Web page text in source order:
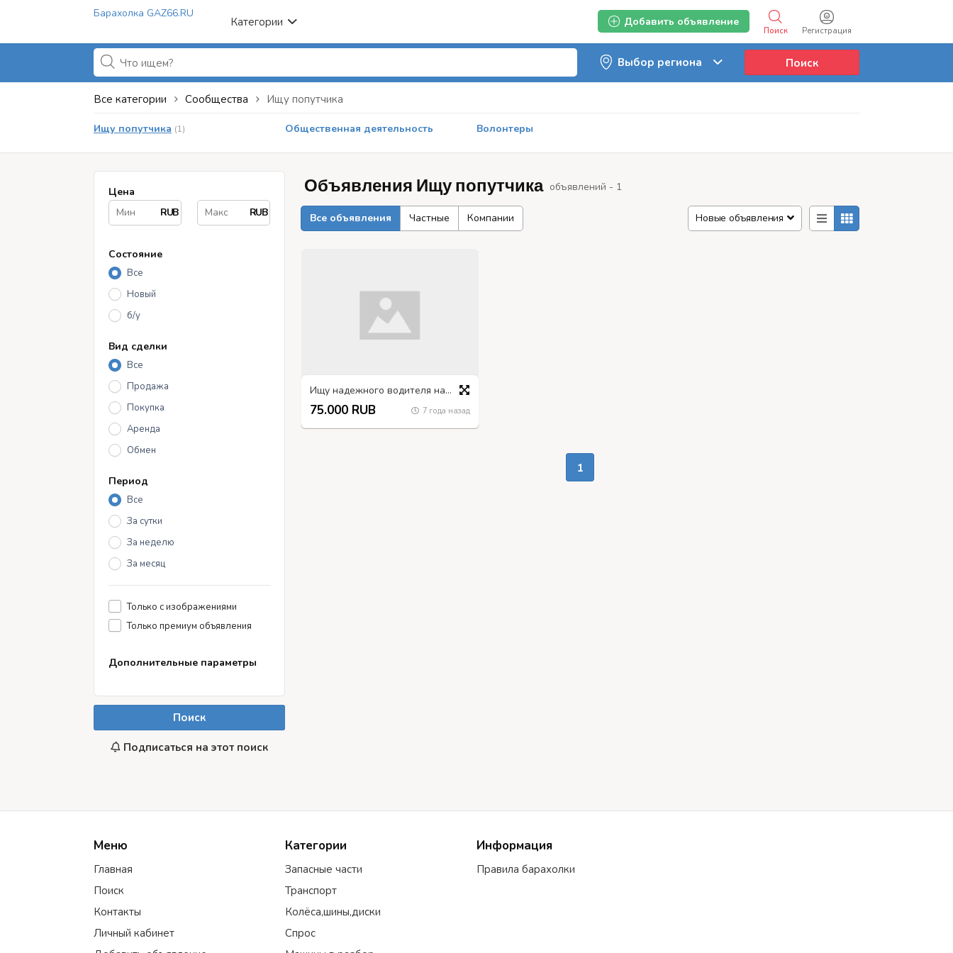
Барахолка GAZ66.RU
Категории
Регистрация
Поиск
Добавить объявление
Поиск
Все категории Сообщества Ищу попутчика
Ищу попутчика (1) Общественная деятельность Волонтеры
Цена
RUB
RUB
Состояние
Все
Новый
б/у
Вид сделки
Все
Продажа
Покупка
Аренда
Обмен
Период
Все
За сутки
За неделю
За месяц
Только с изображениями
Только премиум объявления
Дополнительные параметры
Поиск
Подписаться на этот поиск
Объявления Ищу попутчика объявлений - 1
Все объявления Частные Компании Новые объявления
Ищу надежного водителя на ГАЗ-66. Маршрут Москва-Омск-Алтай-Бурятия и обратно
75.000 RUB 7 года назад
1
Меню
Главная
Поиск
Контакты
Личный кабинет
Категории
Запасные части
Транспорт
Колёса,шины,диски
Спрос
Информация
Правила барахолки